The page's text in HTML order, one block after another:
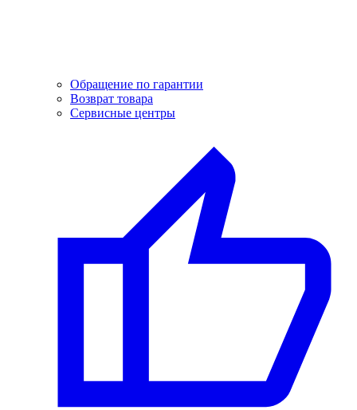
Обращение по гарантии
Возврат товара
Сервисные центры